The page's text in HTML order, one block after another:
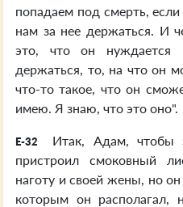
попадаем под смерть,
нам за нее держаться. И
это, что он
держаться, то, на что он
что-то такое, что он
имею. Я знаю, что это оно".
E-32
Итак, Адам, чтобы
пристроил смоковный
наготу и своей жены, но
которым он располагал,